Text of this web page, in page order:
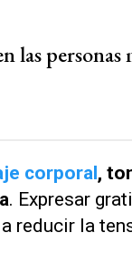
las
corporal,
. Expresar
reducir la